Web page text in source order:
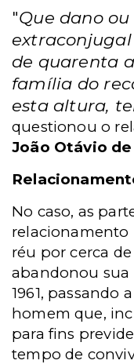
"Que dano
de quarenta
família do
esta altura,
questionou o
João Otávio
No caso, as
relacionamento
réu por cerca
abandonou sua
1961, passando
homem que,
para fins
tempo de